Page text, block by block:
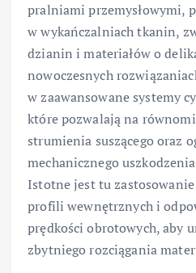
pralniami przemysłowymi,
w wykańczalniach tkanin,
dzianin i materiałów o
nowoczesnych
w zaawansowane systemy
które pozwalają na
strumienia suszącego oraz
mechanicznego
Istotne jest tu
profili wewnętrznych i
prędkości obrotowych, aby
zbytniego rozciągania